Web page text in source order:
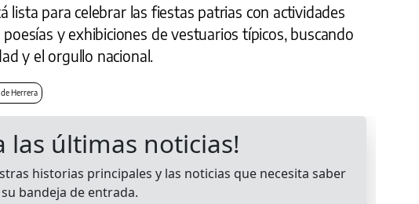
lista para celebrar las fiestas patrias con actividades
y exhibiciones de vestuarios típicos, buscando
y el orgullo nacional.
Herrera